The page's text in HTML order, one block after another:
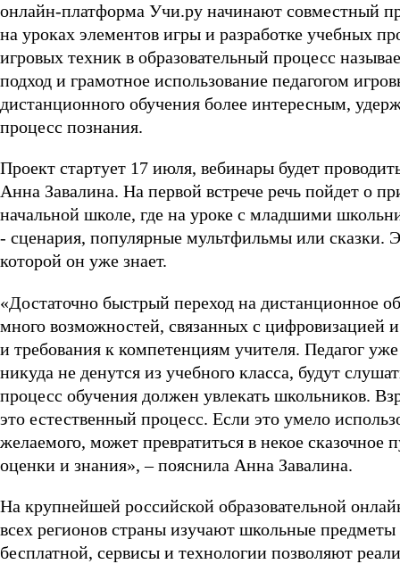
онлайн-платформа Учи.ру начинают совместный
на уроках элементов игры и разработке учебных
игровых техник в образовательный процесс
подход и грамотное использование педагогом
дистанционного обучения более интересным,
процесс познания.
Проект стартует 17 июля, вебинары будет
Анна Завалина. На первой встрече речь пойдет о
начальной школе, где на уроке с младшими
- сценария, популярные мультфильмы или сказки.
которой он уже знает.
«Достаточно быстрый переход на дистанционное
много возможностей, связанных с цифровизацией
и требования к компетенциям учителя. Педагог
никуда не денутся из учебного класса, будут
процесс обучения должен увлекать школьников.
это естественный процесс. Если это умело
желаемого, может превратиться в некое
оценки и знания», – пояснила Анна Завалина.
На крупнейшей российской образовательной
всех регионов страны изучают школьные
бесплатной, сервисы и технологии позволяют